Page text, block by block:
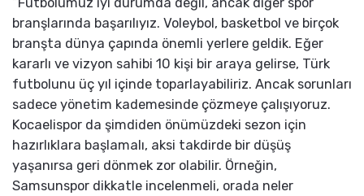
“Futbolumuz iyi durumda değil, ancak diğer spor
branşlarında başarılıyız. Voleybol, basketbol ve birçok
branşta dünya çapında önemli yerlere geldik. Eğer
kararlı ve vizyon sahibi 10 kişi bir araya gelirse, Türk
futbolunu üç yıl içinde toparlayabiliriz. Ancak sorunları
sadece yönetim kademesinde çözmeye çalışıyoruz.
Kocaelispor da şimdiden önümüzdeki sezon için
hazırlıklara başlamalı, aksi takdirde bir düşüş
yaşanırsa geri dönmek zor olabilir. Örneğin,
Samsunspor dikkatle incelenmeli, orada neler